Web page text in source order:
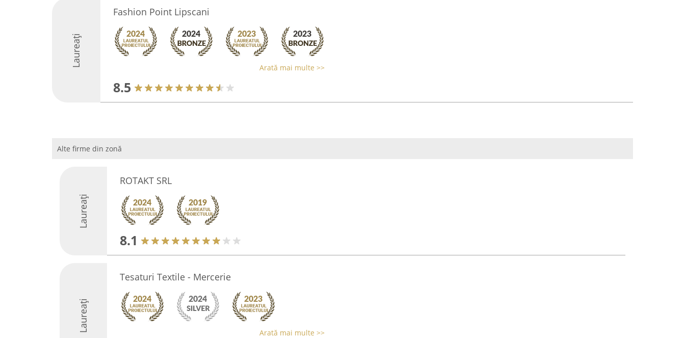
Laureați
Fashion Point Lipscani
Arată mai multe >>
8.5
Alte firme din zonă
Laureați
ROTAKT SRL
8.1
Laureați
Tesaturi Textile - Mercerie
Arată mai multe >>